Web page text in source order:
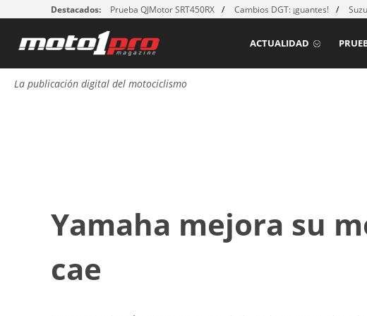
Destacados: Prueba QJMotor SRT450RX Cambios DGT: ¡guantes!
ACTUALIDAD
La publicación digital del motociclismo
Yamaha mejora su
cae